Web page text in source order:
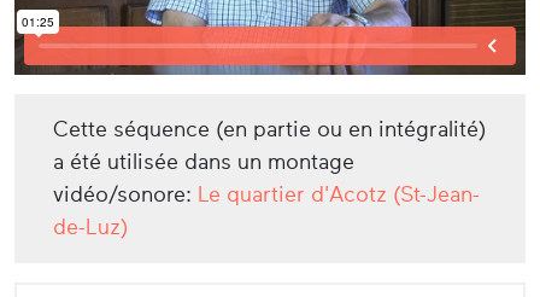
Cette séquence (en partie ou en intégralité)
a été utilisée dans un montage
vidéo/sonore: Le quartier d'Acotz (St-Jean-
de-Luz)